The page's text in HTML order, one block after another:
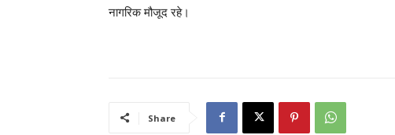
नागरिक मौजूद रहे।
Share